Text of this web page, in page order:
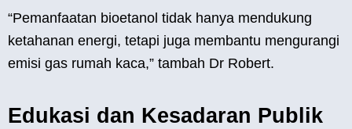
“Pemanfaatan bioetanol tidak hanya mendukung
ketahanan energi, tetapi juga membantu mengurangi
emisi gas rumah kaca,” tambah Dr Robert.
Edukasi dan Kesadaran Publik